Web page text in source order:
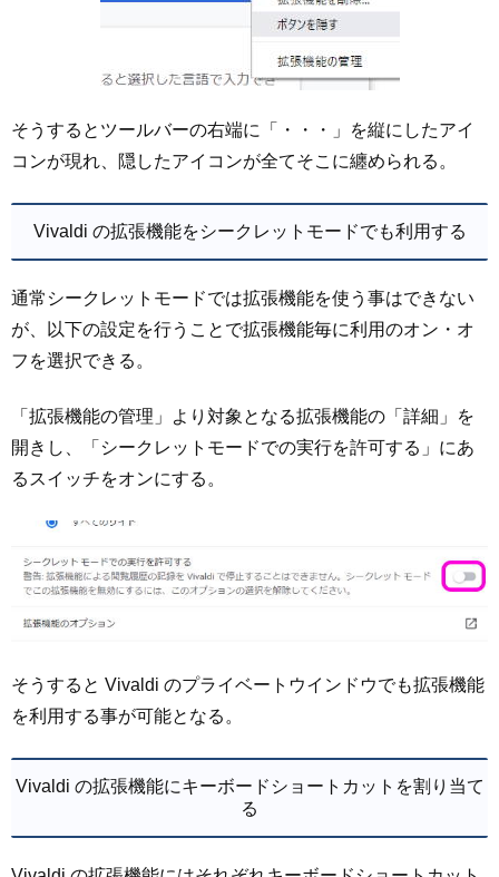
そうするとツールバーの右端に「・・・」を縦にしたアイ
コンが現れ、隠したアイコンが全てそこに纏められる。
Vivaldi の拡張機能をシークレットモードでも利用する
通常シークレットモードでは拡張機能を使う事はできない
が、以下の設定を行うことで拡張機能毎に利用のオン・オ
フを選択できる。
「拡張機能の管理」より対象となる拡張機能の「詳細」を
開きし、「シークレットモードでの実行を許可する」にあ
るスイッチをオンにする。
そうすると Vivaldi のプライベートウインドウでも拡張機能
を利用する事が可能となる。
Vivaldi の拡張機能にキーボードショートカットを割り当て
る